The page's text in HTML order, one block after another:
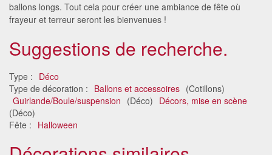
ballons longs. Tout cela pour créer une ambiance de fête où
frayeur et terreur seront les bienvenues !
Suggestions de recherche.
Type : Déco
Type de décoration : Ballons et accessoires (Cotillons)
Guirlande/Boule/suspension (Déco) Décors, mise en scène
(Déco)
Fête : Halloween